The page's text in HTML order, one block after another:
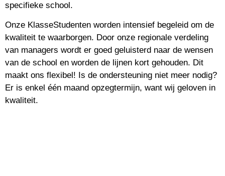
specifieke school.
Onze KlasseStudenten worden intensief begeleid om de
kwaliteit te waarborgen. Door onze regionale verdeling
van managers wordt er goed geluisterd naar de wensen
van de school en worden de lijnen kort gehouden. Dit
maakt ons flexibel! Is de ondersteuning niet meer nodig?
Er is enkel één maand opzegtermijn, want wij geloven in
kwaliteit.